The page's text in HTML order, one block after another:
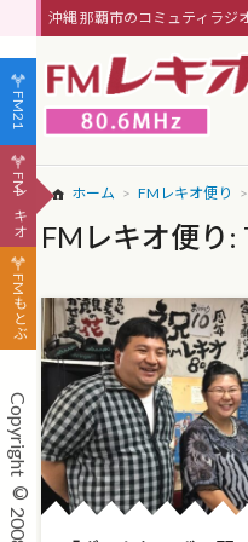
沖縄 那覇市のコミュティラジ
ホーム FMレキオ便り
FMレキオ便り:
FM21
FMレキオ
FMもとぶ